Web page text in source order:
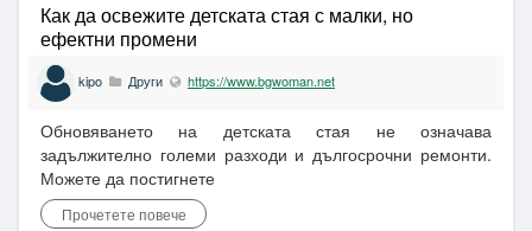
Как да освежите детската стая с малки, но
ефектни промени
kipo Други https://www.bgwoman.net
Обновяването на детската стая не означава
задължително големи разходи и дългосрочни ремонти.
Можете да постигнете
Прочетете повече